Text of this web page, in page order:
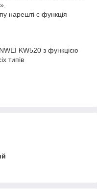
нарешті є функція
KW520 з функцією
типів